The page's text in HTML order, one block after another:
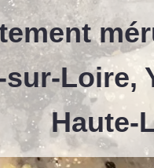
Loire,
Haute-